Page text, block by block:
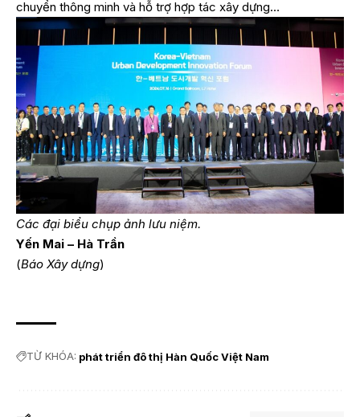
chuyển thông minh và hỗ trợ hợp tác xây dựng…
Các đại biểu chụp ảnh lưu niệm.
Yến Mai – Hà Trần
(Báo Xây dựng)
TỪ KHÓA: phát triển đô thị Hàn Quốc Việt Nam